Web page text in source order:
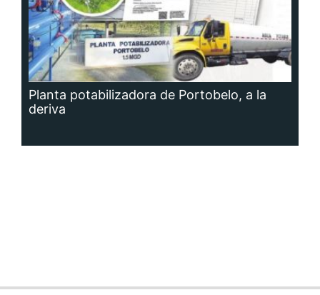
Planta potabilizadora de Portobelo, a la
deriva